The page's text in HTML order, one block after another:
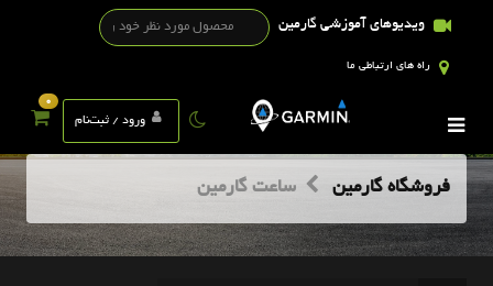
ویدیوهای آموزشی گارمین
راه های ارتباطی ما
ورود / ثبت‌نام
0
فروشگاه گارمین ساعت گارمین